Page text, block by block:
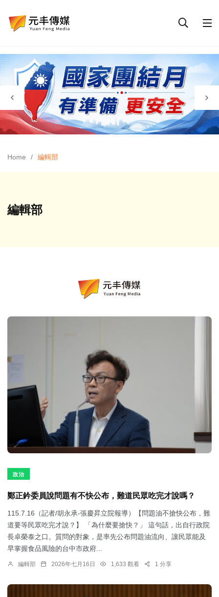
Home 編輯部
編輯部
政治
鄭正鈐委員說問題有不快公布，難道民眾吃完才說嗎？
115.7.16（記者/胡永承-張慶昇立院報導）【問題油不搶快公布，難
道要等民眾吃完才說？】 「為什麼要搶快？」 這句話，出自行政院
長卓榮泰之口。質問的對象，是率先公布問題油流向、讓民眾能及
早掌握食品風險的台中市政府...
編輯部 2026年七月16日 1,633 觀看 1 分享